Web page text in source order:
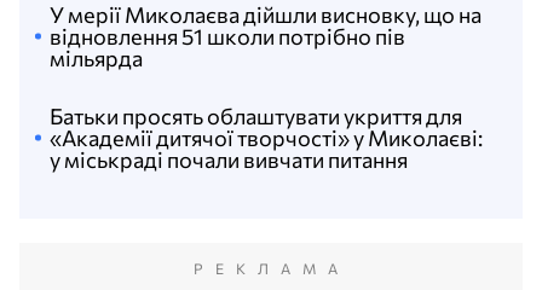
Батьки просять облаштувати укриття для
«Академії дитячої творчості» у Миколаєві:
у міськраді почали вивчати питання
У мерії Миколаєва дійшли висновку, що на
відновлення 51 школи потрібно пів
мільярда
РЕКЛАМА